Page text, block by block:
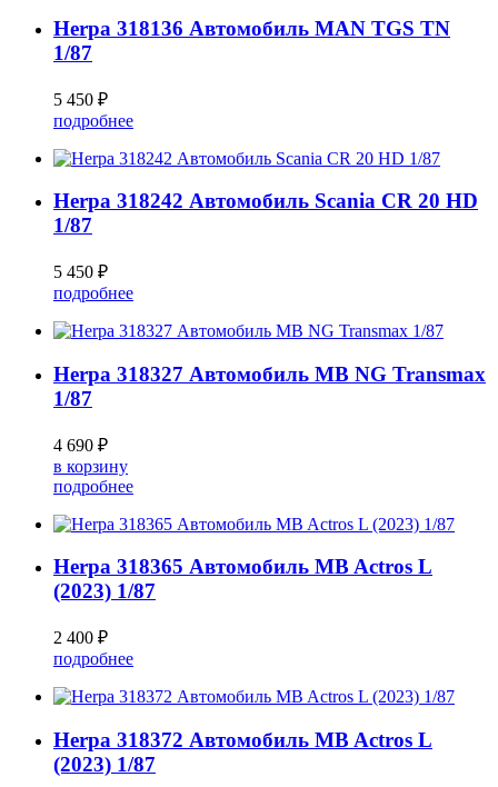
Herpa 318136 Автомобиль MAN TGS TN
1/87
5 450 ₽
подробнее
Herpa 318242 Автомобиль Scania CR 20 HD
1/87
5 450 ₽
подробнее
Herpa 318327 Автомобиль MB NG Transmax
1/87
4 690 ₽
в корзину
подробнее
Herpa 318365 Автомобиль MB Actros L
(2023) 1/87
2 400 ₽
подробнее
Herpa 318372 Автомобиль MB Actros L
(2023) 1/87